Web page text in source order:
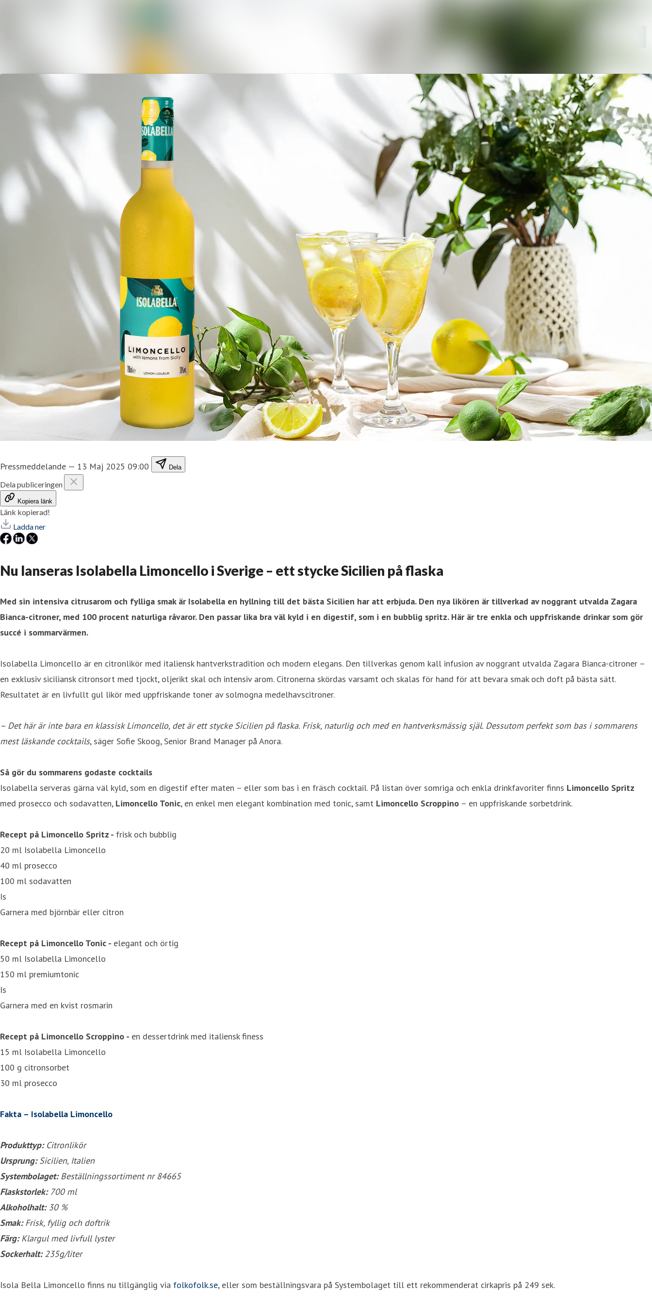
Pressmeddelande — 13 Maj 2025 09:00 Dela
Dela publiceringen
Kopiera länk
Länk kopierad!
Ladda ner
Nu lanseras Isolabella Limoncello i Sverige – ett stycke Sicilien på flaska
Med sin intensiva citrusarom och fylliga smak är Isolabella en hyllning till det bästa Sicilien har att erbjuda. Den nya likören är tillverkad av noggrant utvalda Zagara
Bianca-citroner, med 100 procent naturliga råvaror. Den passar lika bra väl kyld i en digestif, som i en bubblig spritz. Här är tre enkla och uppfriskande drinkar som gör
succé i sommarvärmen.
Isolabella Limoncello är en citronlikör med italiensk hantverkstradition och modern elegans. Den tillverkas genom kall infusion av noggrant utvalda Zagara Bianca-citroner –
en exklusiv siciliansk citronsort med tjockt, oljerikt skal och intensiv arom. Citronerna skördas varsamt och skalas för hand för att bevara smak och doft på bästa sätt.
Resultatet är en livfullt gul likör med uppfriskande toner av solmogna medelhavscitroner.
– Det här är inte bara en klassisk Limoncello, det är ett stycke Sicilien på flaska. Frisk, naturlig och med en hantverksmässig själ. Dessutom perfekt som bas i sommarens
mest läskande cocktails, säger Sofie Skoog, Senior Brand Manager på Anora.
Så gör du sommarens godaste cocktails
Isolabella serveras gärna väl kyld, som en digestif efter maten – eller som bas i en fräsch cocktail. På listan över somriga och enkla drinkfavoriter finns Limoncello Spritz
med prosecco och sodavatten, Limoncello Tonic, en enkel men elegant kombination med tonic, samt Limoncello Scroppino – en uppfriskande sorbetdrink.
Recept på Limoncello Spritz - frisk och bubblig
20 ml Isolabella Limoncello
40 ml prosecco
100 ml sodavatten
Is
Garnera med björnbär eller citron
Recept på Limoncello Tonic - elegant och örtig
50 ml Isolabella Limoncello
150 ml premiumtonic
Is
Garnera med en kvist rosmarin
Recept på Limoncello Scroppino - en dessertdrink med italiensk finess
15 ml Isolabella Limoncello
100 g citronsorbet
30 ml prosecco
Fakta – Isolabella Limoncello
Produkttyp:Citronlikör
Ursprung:Sicilien, Italien
Systembolaget:Beställningssortiment nr 84665
Flaskstorlek:700 ml
Alkoholhalt:30 %
Smak:Frisk, fyllig och doftrik
Färg:Klargul med livfull lyster
Sockerhalt:235g/liter
Isola Bella Limoncello finns nu tillgänglig via folkofolk.se, eller som beställningsvara på Systembolaget till ett rekommenderat cirkapris på 249 sek.